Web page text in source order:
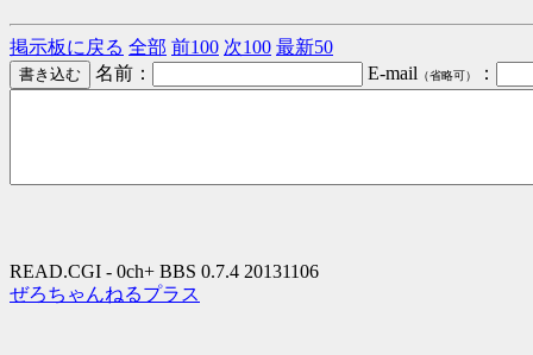
掲示板に戻る 全部 前100 次100 最新50
名前：
E-mail （省略可） ：
READ.CGI - 0ch+ BBS 0.7.4 20131106
ぜろちゃんねるプラス